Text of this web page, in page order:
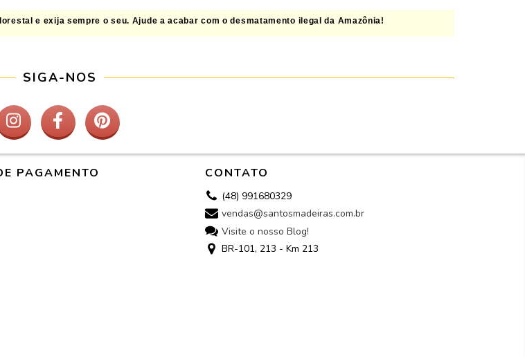
e exija sempre o seu. Ajude a acabar com o desmatamento ilegal da Amazônia!
SIGA-NOS
PAGAMENTO CONTATO
(48) 991680329
vendas@santosmadeiras.com.br
Visite o nosso Blog!
BR-101, 213 - Km 213